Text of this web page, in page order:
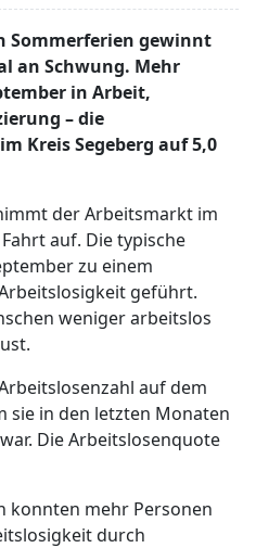
Sommerferien gewinnt
an Schwung. Mehr
in Arbeit,
– die
Kreis Segeberg auf 5,0
der Arbeitsmarkt im
auf. Die typische
zu einem
geführt.
weniger arbeitslos
auf dem
sie in den letzten Monaten
Die Arbeitslosenquote
konnten mehr Personen
durch